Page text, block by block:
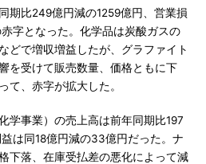
期比249億円減の1259億円、営業損
字となった。化学品は炭酸ガスの
どで増収増益したが、グラファイト
を受けて販売数量、価格ともに下
て、赤字が拡大した。
学事業）の売上高は前年同期比197
は同18億円減の33億円だった。ナ
下落、在庫受払差の悪化によって減